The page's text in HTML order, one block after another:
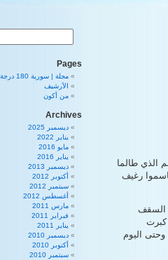
الذي طالما
رغيف
السقف
كبرت
|كانون الثاني وحتى اليوم
Pages
مجلة | سورية 180 درجة
الأرشيف
من أكون
Archives
ديسمبر 2025
يناير 2022
مايو 2016
يناير 2016
ديسمبر 2013
أكتوبر 2012
سبتمبر 2012
أغسطس 2012
مارس 2011
فبراير 2011
يناير 2011
ديسمبر 2010
أكتوبر 2010
سبتمبر 2010